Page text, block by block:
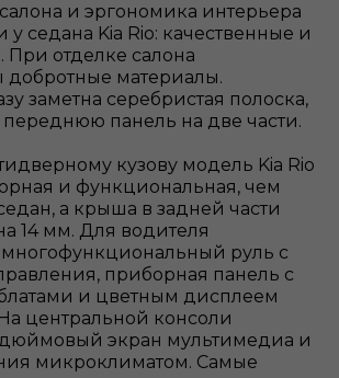
и эргономика интерьера
у седана Kia Rio: качественные и
отделке салона
добротные материалы.
заметна серебристая полоска,
панель на две части.
кузову модель Kia Rio
и функциональная, чем
а крыша в задней части
14 мм. Для водителя
многофункциональный руль c
приборная панель с
и цветным дисплеем
центральной консоли
дюймовый экран мультимедиа и
микроклиматом. Самые